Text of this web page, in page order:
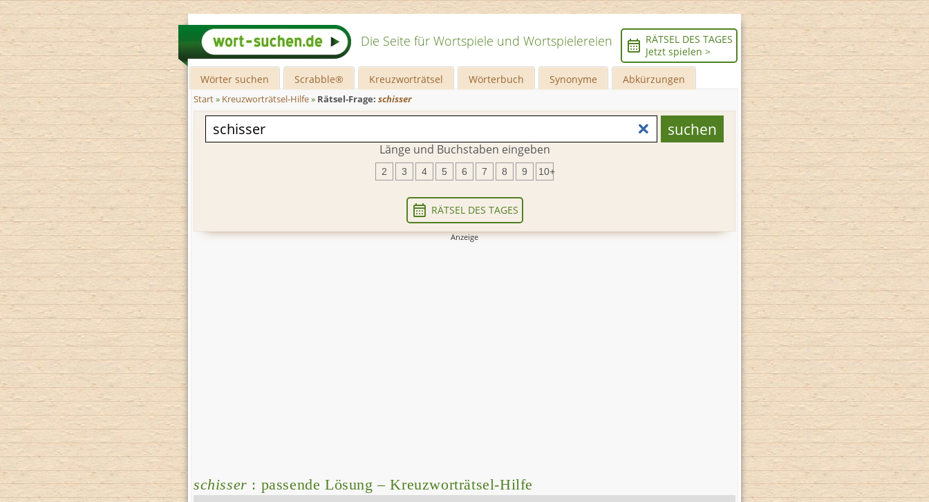
Die Seite für Wortspiele und Wortspielereien
RÄTSEL DES TAGES
Jetzt spielen >
Wörter suchen Scrabble® Kreuzworträtsel Wörterbuch Synonyme Abkürzungen
Start» Kreuzworträtsel-Hilfe» Rätsel-Frage: schisser
Länge und Buchstaben eingeben
2 3 4 5 6 7 8 9 10+
RÄTSEL DES TAGES
schisser : passende Lösung – Kreuzworträtsel-Hilfe